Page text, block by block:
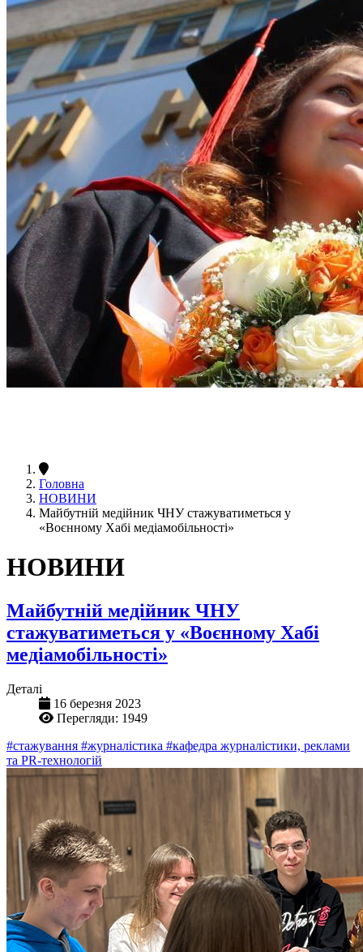
Головна
НОВИНИ
Майбутній медійник ЧНУ стажуватиметься у
«Воєнному Хабі медіамобільності»
НОВИНИ
Майбутній медійник ЧНУ
стажуватиметься у «Воєнному Хабі
медіамобільності»
Деталі
16 березня 2023
Перегляди: 1949
#стажування #журналістика #кафедра журналістики, реклами
та PR-технологій